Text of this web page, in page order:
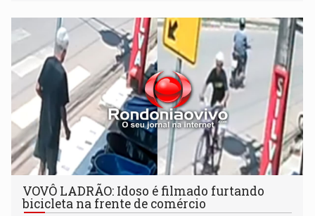
VOVÔ LADRÃO: Idoso é filmado furtando
bicicleta na frente de comércio